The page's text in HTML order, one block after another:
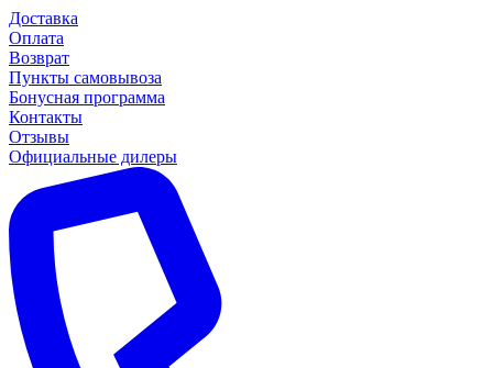
Доставка
Оплата
Возврат
Пункты самовывоза
Бонусная программа
Контакты
Отзывы
Официальные дилеры